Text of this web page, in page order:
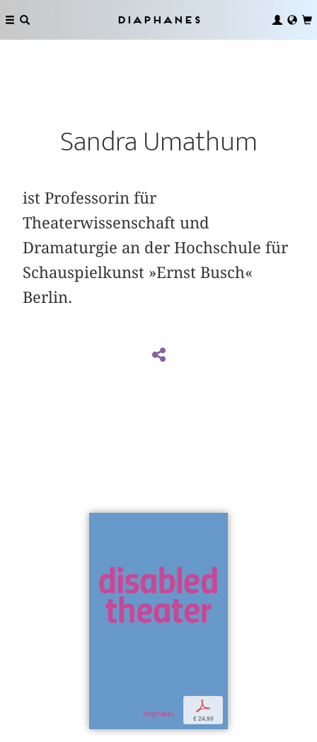
Diaphanes
Sandra Umathum
ist Professorin für
Theaterwissenschaft und
Dramaturgie an der Hochschule für
Schauspielkunst »Ernst Busch«
Berlin.
p
€ 24,95